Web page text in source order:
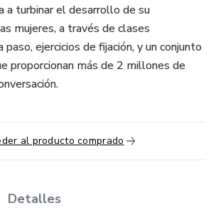
a turbinar el desarrollo de su
mujeres, a través de clases
ejercicios de fijación, y un conjunto
proporcionan más de 2 millones de
al producto comprado
Detalles